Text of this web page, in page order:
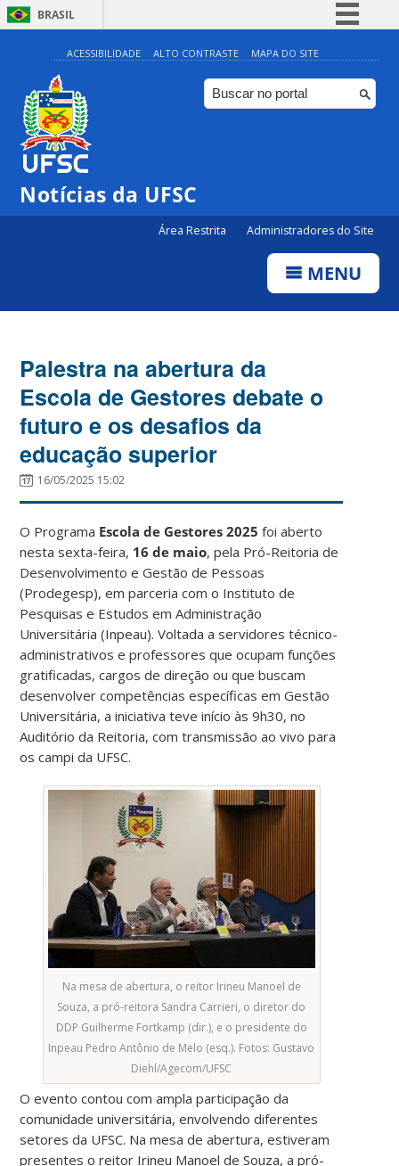
BRASIL
Simplifique!
Comunica BR
Participe
ACESSIBILIDADE ALTO CONTRASTE MAPA DO SITE
Notícias da UFSC
Área Restrita Administradores do Site
MENU
Palestra na abertura da
Escola de Gestores debate o
futuro e os desafios da
educação superior
16/05/2025 15:02
O Programa Escola de Gestores 2025 foi aberto
nesta sexta-feira, 16 de maio, pela Pró-Reitoria de
Desenvolvimento e Gestão de Pessoas
(Prodegesp), em parceria com o Instituto de
Pesquisas e Estudos em Administração
Universitária (Inpeau). Voltada a servidores técnico-
administrativos e professores que ocupam funções
gratificadas, cargos de direção ou que buscam
desenvolver competências específicas em Gestão
Universitária, a iniciativa teve início às 9h30, no
Auditório da Reitoria, com transmissão ao vivo para
os campi da UFSC.
Na mesa de abertura, o reitor Irineu Manoel de
Souza, a pró-reitora Sandra Carrieri, o diretor do
DDP Guilherme Fortkamp (dir.), e o presidente do
Inpeau Pedro Antônio de Melo (esq.). Fotos: Gustavo
Diehl/Agecom/UFSC
O evento contou com ampla participação da
comunidade universitária, envolvendo diferentes
setores da UFSC. Na mesa de abertura, estiveram
presentes o reitor Irineu Manoel de Souza, a pró-